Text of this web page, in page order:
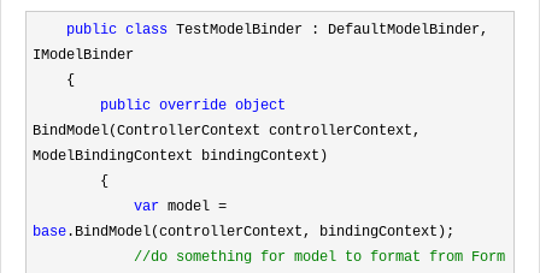
public class TestModelBinder : DefaultModelBinder,
IModelBinder
public override object
BindModel(ControllerContext controllerContext,
ModelBindingContext bindingContext)
var
base .BindModel(controllerContext, bindingContext);
//do something for model to format from Form